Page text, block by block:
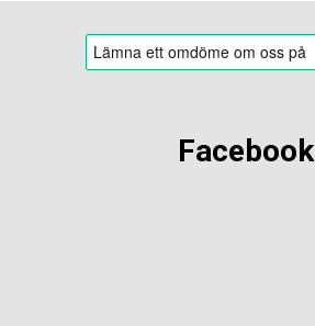
Facebook